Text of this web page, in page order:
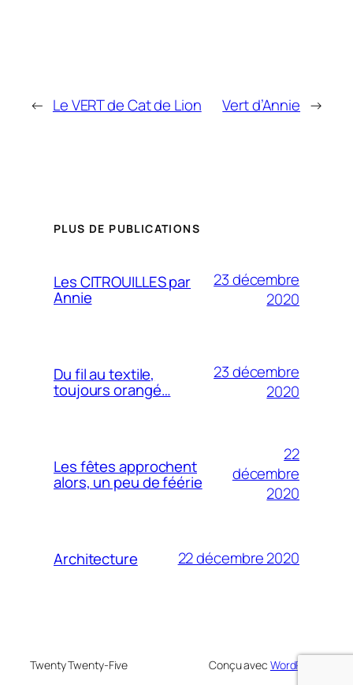
← Le VERT de Cat de Lion Vert d’Annie →
PLUS DE PUBLICATIONS
Les CITROUILLES par
Annie
23 décembre
2020
Du fil au textile,
toujours orangé…
23 décembre
2020
Les fêtes approchent
alors, un peu de féérie
22
décembre
2020
Architecture 22 décembre 2020
Twenty Twenty-Five Conçu avec WordPress